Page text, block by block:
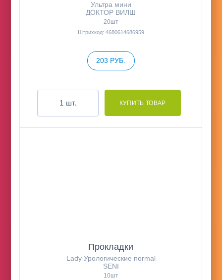
Ультра мини
ДОКТОР ВИЛШ
20шт
Штрихкод: 4680614686959
203 РУБ.
шт.
Прокладки
Lady Урологические normal
SENI
10шт